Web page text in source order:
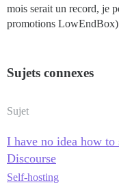
mois serait un record, je
promotions
Sujets connexes
Sujet
I have no idea how to
Discourse
Self-hosting